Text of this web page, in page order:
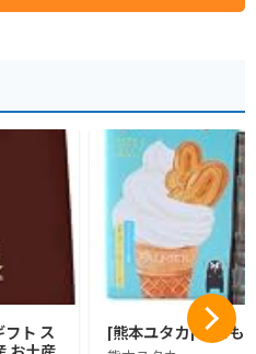
ト ス
[熊本ユタカ] くまも